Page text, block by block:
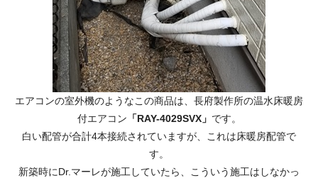
エアコンの室外機のようなこの商品は、長府製作所の温水床暖房
付エアコン 「RAY-4029SVX」 です。
白い配管が合計4本接続されていますが、これは床暖房配管で
す。
新築時にDr.マーレが施工していたら、こういう施工はしなかっ